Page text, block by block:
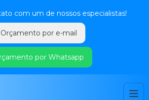
com um de nossos especialistas!
Orçamento por e-mail
por Whatsapp